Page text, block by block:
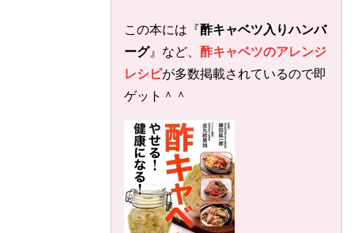
この本には『酢キャベツ入りハンバ
ーグ』など、酢キャベツのアレンジ
レシピが多数掲載されているので即
ゲット＾＾